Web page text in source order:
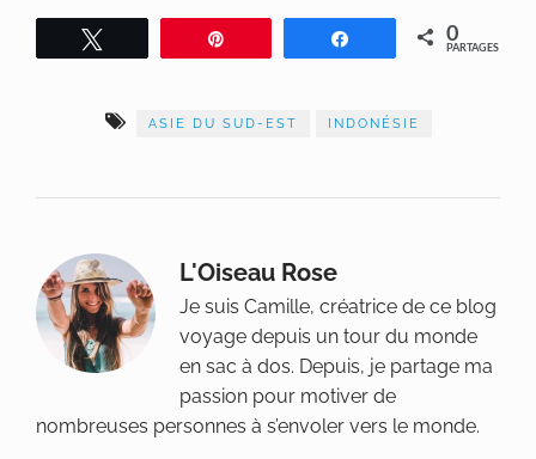
Partagez 0
PARTAGES
ASIE DU SUD-EST INDONÉSIE
L'Oiseau Rose
Je suis Camille, créatrice de ce blog
voyage depuis un tour du monde
en sac à dos. Depuis, je partage ma
passion pour motiver de
nombreuses personnes à s’envoler vers le monde.